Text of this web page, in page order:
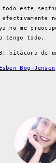
todo este
no me
tengo todo.
bitácora de
Esben Bog-Jensen